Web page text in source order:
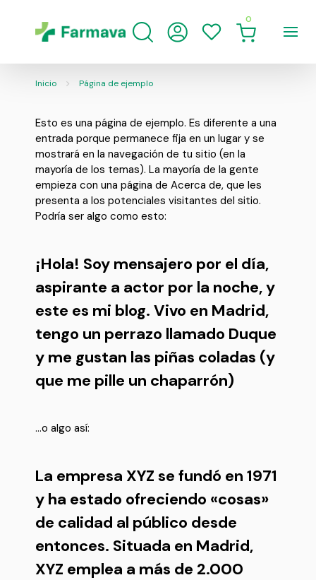
0
Inicio Página de ejemplo
Esto es una página de ejemplo. Es diferente a una
entrada porque permanece fija en un lugar y se
mostrará en la navegación de tu sitio (en la
mayoría de los temas). La mayoría de la gente
empieza con una página de Acerca de, que les
presenta a los potenciales visitantes del sitio.
Podría ser algo como esto:
¡Hola! Soy mensajero por el día,
aspirante a actor por la noche, y
este es mi blog. Vivo en Madrid,
tengo un perrazo llamado Duque
y me gustan las piñas coladas (y
que me pille un chaparrón)
…o algo así:
La empresa XYZ se fundó en 1971
y ha estado ofreciendo «cosas»
de calidad al público desde
entonces. Situada en Madrid,
XYZ emplea a más de 2.000